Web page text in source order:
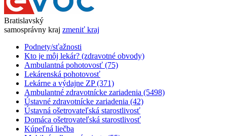
Bratislavský
samosprávny kraj zmeniť kraj
Podnety/sťažnosti
Kto je môj lekár? (zdravotné obvody)
Ambulantná pohotovosť (75)
Lekárenská pohotovosť
Lekárne a výdajne ZP (371)
Ambulantné zdravotnícke zariadenia (5498)
Ústavné zdravotnícke zariadenia (42)
Ústavná ošetrovateľská starostlivosť
Domáca ošetrovateľská starostlivosť
Kúpeľná liečba